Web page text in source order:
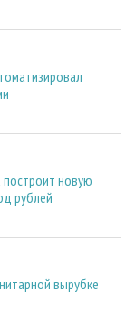
новую
рублей
вырубке